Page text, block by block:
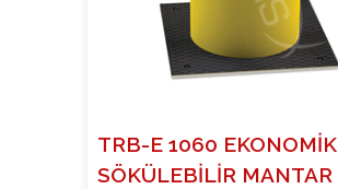
TRB-E 1060 EKONOMİK
SÖKÜLEBİLİR MANTAR